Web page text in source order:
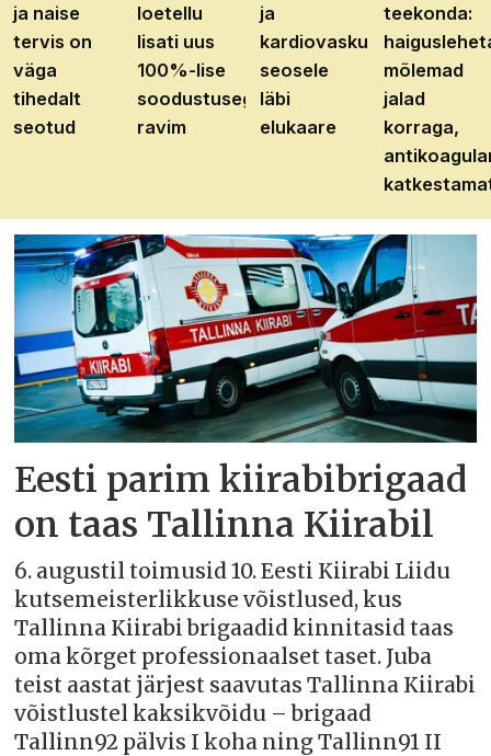
ja naise
tervis on
väga
tihedalt
seotud
loetellu
lisati uus
100%-lise
soodustusega
ravim
ja
kardiovaskulaarhaiguste
seosele
läbi
elukaare
teekonda:
mõlemad
jalad
korraga,
Eesti parim kiirabibrigaad
on taas Tallinna Kiirabil
6. augustil toimusid 10. Eesti Kiirabi Liidu
kutsemeisterlikkuse võistlused, kus
Tallinna Kiirabi brigaadid kinnitasid taas
oma kõrget professionaalset taset. Juba
teist aastat järjest saavutas Tallinna Kiirabi
võistlustel kaksikvõidu – brigaad
Tallinn92 pälvis I koha ning Tallinn91 II